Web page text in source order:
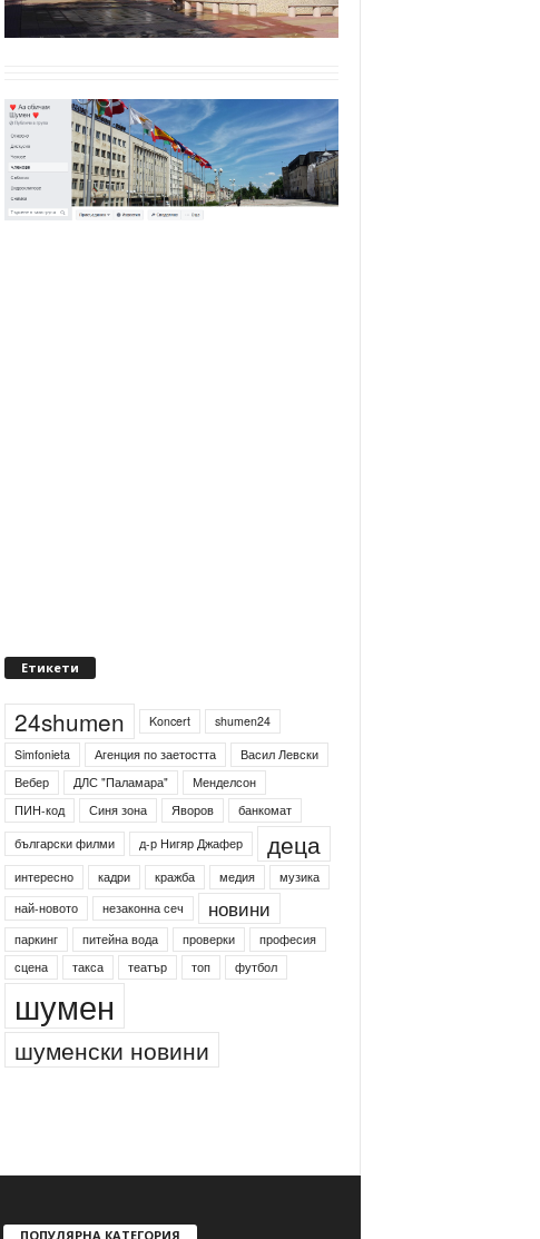
Етикети
24shumen Koncert
shumen24
Simfonieta
Агенция по заетостта
Васил Левски
Вебер
ДЛС "Паламара"
Менделсон
ПИН-код
Синя зона Яворов
банкомат
български филми
д-р Нигяр Джафер деца
интересно кадри кражба медия
музика
най-новото
незаконна сеч новини
паркинг питейна вода проверки
професия
сцена
такса театър топ футбол
шумен
шуменски новини
ПОПУЛЯРНА КАТЕГОРИЯ